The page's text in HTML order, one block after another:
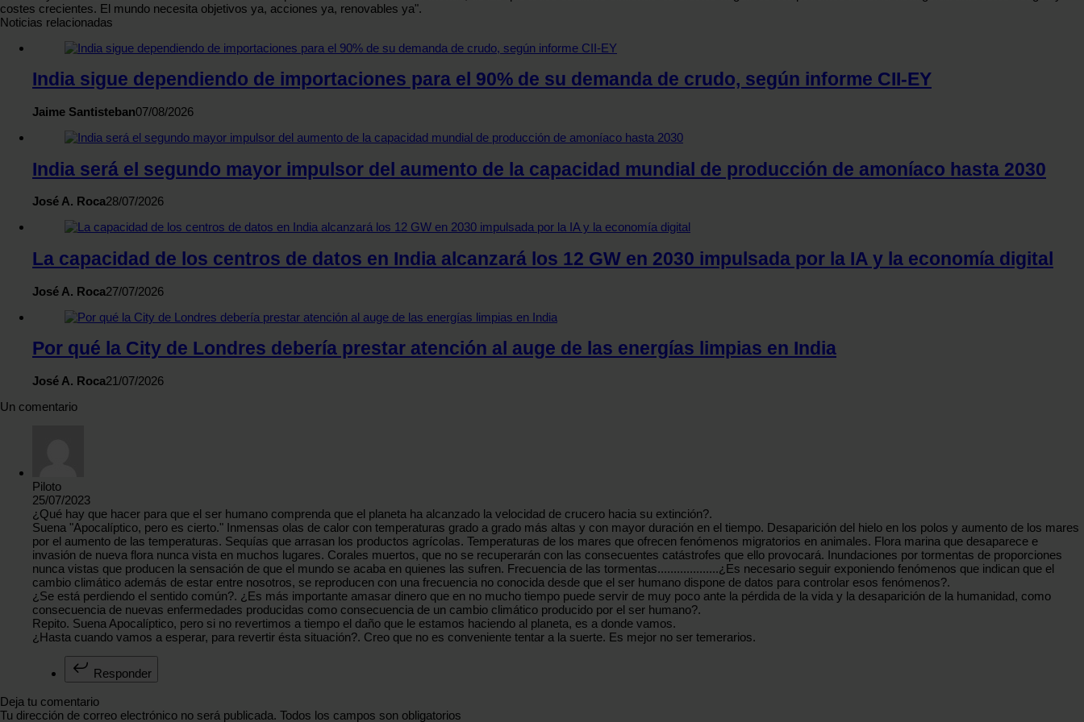
costes crecientes. El mundo necesita objetivos ya, acciones ya, renovables ya".
Noticias relacionadas
India sigue dependiendo de importaciones para el 90% de su demanda de crudo, según informe CII-EY
Jaime Santisteban07/08/2026
India será el segundo mayor impulsor del aumento de la capacidad mundial de producción de amoníaco hasta 2030
José A. Roca28/07/2026
La capacidad de los centros de datos en India alcanzará los 12 GW en 2030 impulsada por la IA y la economía digital
José A. Roca27/07/2026
Por qué la City de Londres debería prestar atención al auge de las energías limpias en India
José A. Roca21/07/2026
Un comentario
Piloto
25/07/2023
¿Qué hay que hacer para que el ser humano comprenda que el planeta ha alcanzado la velocidad de crucero hacia su extinción?.
Suena "Apocalíptico, pero es cierto." Inmensas olas de calor con temperaturas grado a grado más altas y con mayor duración en el tiempo. Desaparición del hielo en los polos y aumento de los mares
por el aumento de las temperaturas. Sequías que arrasan los productos agrícolas. Temperaturas de los mares que ofrecen fenómenos migratorios en animales. Flora marina que desaparece e
invasión de nueva flora nunca vista en muchos lugares. Corales muertos, que no se recuperarán con las consecuentes catástrofes que ello provocará. Inundaciones por tormentas de proporciones
nunca vistas que producen la sensación de que el mundo se acaba en quienes las sufren. Frecuencia de las tormentas...................¿Es necesario seguir exponiendo fenómenos que indican que el
cambio climático además de estar entre nosotros, se reproducen con una frecuencia no conocida desde que el ser humano dispone de datos para controlar esos fenómenos?.
¿Se está perdiendo el sentido común?. ¿Es más importante amasar dinero que en no mucho tiempo puede servir de muy poco ante la pérdida de la vida y la desaparición de la humanidad, como
consecuencia de nuevas enfermedades producidas como consecuencia de un cambio climático producido por el ser humano?.
Repito. Suena Apocalíptico, pero si no revertimos a tiempo el daño que le estamos haciendo al planeta, es a donde vamos.
¿Hasta cuando vamos a esperar, para revertir ésta situación?. Creo que no es conveniente tentar a la suerte. Es mejor no ser temerarios.
Responder
Deja tu comentario
Tu dirección de correo electrónico no será publicada. Todos los campos son obligatorios